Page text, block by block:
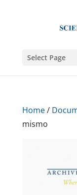
Select Page
Home/
mismo